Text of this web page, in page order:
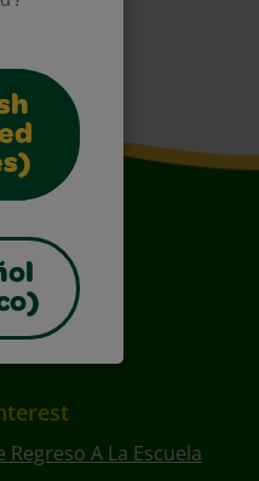
A La Escuela